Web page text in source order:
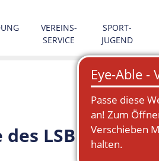
VEREINS­
SERVICE
SPORT­
JUGEND
LSB